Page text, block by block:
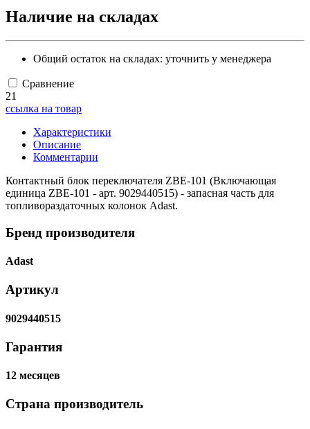
Наличие на складах
Общий остаток на складах: уточнить у менеджера
Сравнение
21
ссылка на товар
Характеристики
Описание
Комментарии
Контактный блок переключателя ZBE-101 (Включающая
единица ZBE-101 - арт. 9029440515) - запасная часть для
топливораздаточных колонок Adast.
Бренд производителя
Adast
Артикул
9029440515
Гарантия
12 месяцев
Страна производитель